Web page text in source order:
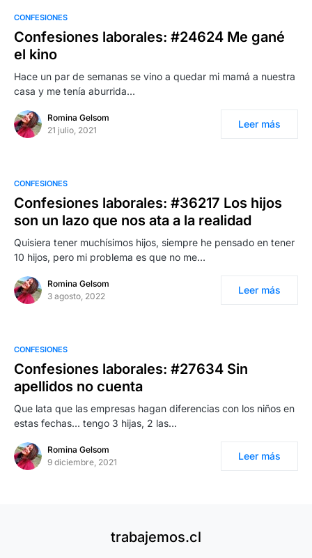
CONFESIONES
Confesiones laborales: #24624 Me gané
el kino
Hace un par de semanas se vino a quedar mi mamá a nuestra
casa y me tenía aburrida…
Romina Gelsom
21 julio, 2021
Leer más
CONFESIONES
Confesiones laborales: #36217 Los hijos
son un lazo que nos ata a la realidad
Quisiera tener muchísimos hijos, siempre he pensado en tener
10 hijos, pero mi problema es que no me…
Romina Gelsom
3 agosto, 2022
Leer más
CONFESIONES
Confesiones laborales: #27634 Sin
apellidos no cuenta
Que lata que las empresas hagan diferencias con los niños en
estas fechas… tengo 3 hijas, 2 las…
Romina Gelsom
9 diciembre, 2021
Leer más
trabajemos.cl